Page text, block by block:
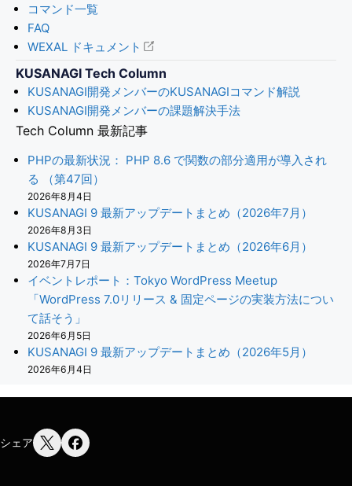
コマンド一覧
FAQ
WEXAL ドキュメント
KUSANAGI Tech Column
KUSANAGI開発メンバーのKUSANAGIコマンド解説
KUSANAGI開発メンバーの課題解決手法
Tech Column 最新記事
PHPの最新状況： PHP 8.6 で関数の部分適用が導入され
る （第47回）
2026年8月4日
KUSANAGI 9 最新アップデートまとめ（2026年7月）
2026年8月3日
KUSANAGI 9 最新アップデートまとめ（2026年6月）
2026年7月7日
イベントレポート：Tokyo WordPress Meetup
「WordPress 7.0リリース & 固定ページの実装方法につい
て話そう」
2026年6月5日
KUSANAGI 9 最新アップデートまとめ（2026年5月）
2026年6月4日
シェア